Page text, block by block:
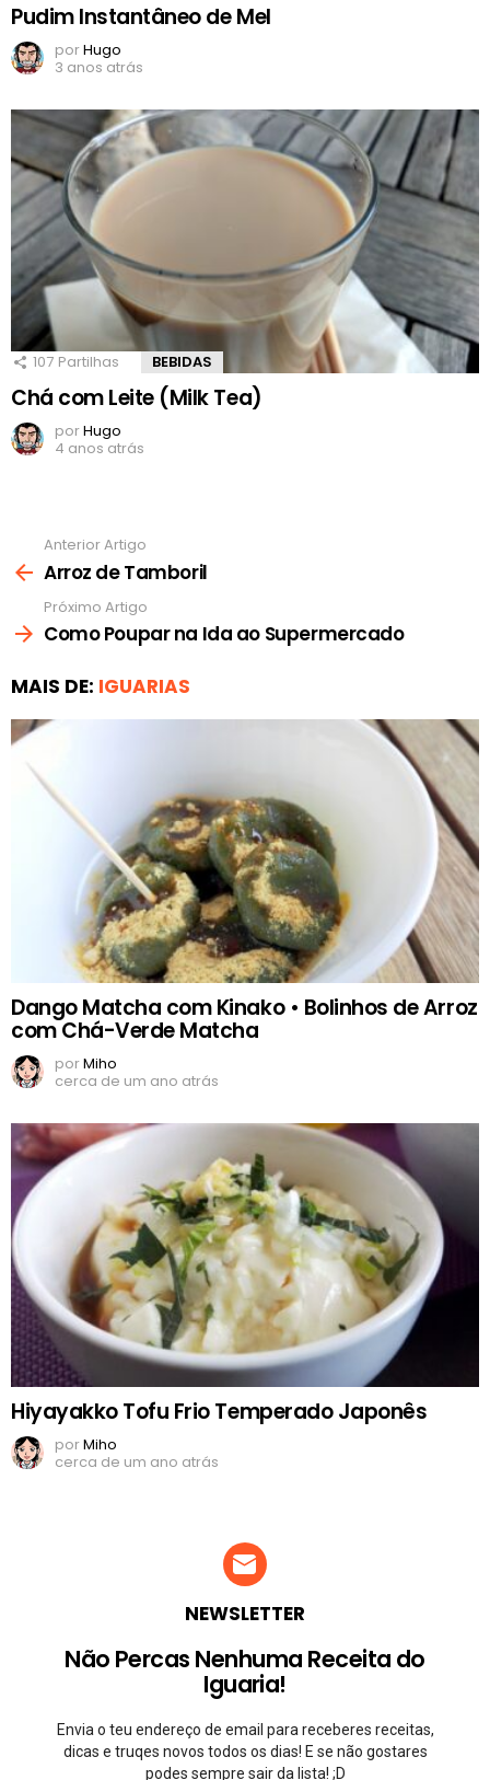
Pudim Instantâneo de Mel
porHugo
3 anos atrás
107 Partilhas BEBIDAS
Chá com Leite (Milk Tea)
porHugo
4 anos atrás
mais
Anterior Artigo
Arroz de Tamboril
Próximo Artigo
Como Poupar na Ida ao Supermercado
MAIS DE: IGUARIAS
Dango Matcha com Kinako • Bolinhos de Arroz
com Chá-Verde Matcha
porMiho
cerca de um ano atrás
Hiyayakko Tofu Frio Temperado Japonês
porMiho
cerca de um ano atrás
NEWSLETTER
Não Percas Nenhuma Receita do
Iguaria!
Envia o teu endereço de email para receberes receitas,
dicas e truqes novos todos os dias! E se não gostares
podes sempre sair da lista! ;D